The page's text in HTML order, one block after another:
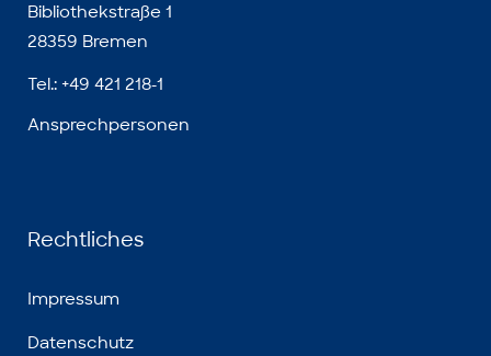
Bibliothekstraße 1
28359 Bremen
Tel.: +49 421 218-1
Ansprechpersonen
Rechtliches
Impressum
Datenschutz